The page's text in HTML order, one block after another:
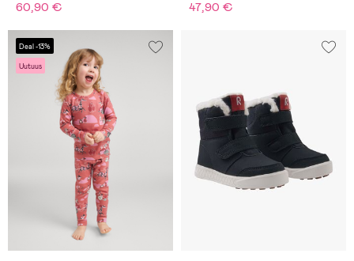
60,90 € 47,90 €
Deal -13%
Uutuus